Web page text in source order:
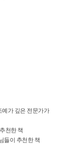
예가 깊은 전문가가
천한 책
들이 추천한 책